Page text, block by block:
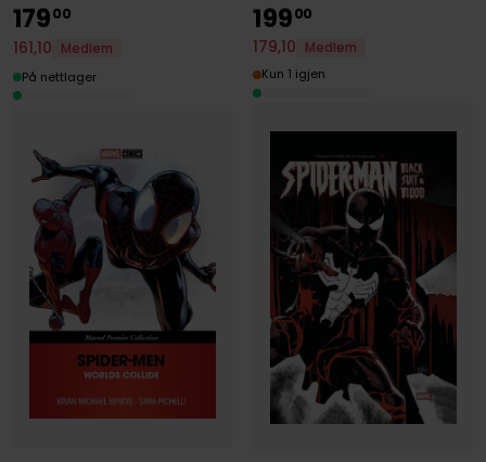
17900
161,10
Medlem
På nettlager
19900
179,10
Medlem
Kun 1 igjen